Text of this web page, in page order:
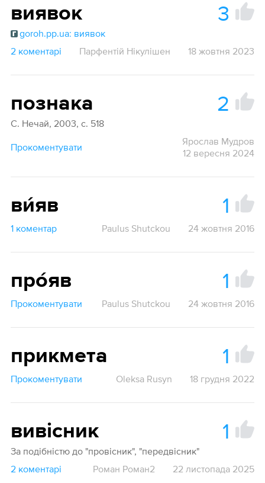
виявок 3
goroh.pp.ua: виявок
2 коментарі
Парфентій Нікулішен 18 жовтня 2023
познака 2
С. Нечай, 2003, с. 518
Прокоментувати
Ярослав Мудров
12 вересня 2024
ви́яв 1
1 коментар Paulus Shutckou 24 жовтня 2016
про́яв 1
Прокоментувати Paulus Shutckou 24 жовтня 2016
прикмета 1
Прокоментувати Oleksa Rusyn 18 грудня 2022
вивісник 1
За подібністю до "провісник", "передвісник"
2 коментарі
Роман Роман2 22 листопада 2025